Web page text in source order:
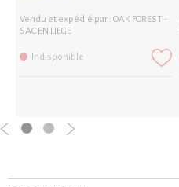
Vendu et expédié par : OAK FOREST -
SAC EN LIEGE
Indisponible